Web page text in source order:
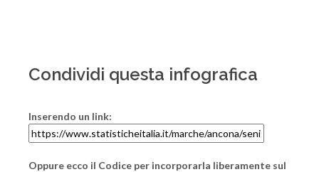
Condividi questa infografica
Inserendo un link:
Oppure ecco il Codice per incorporarla liberamente sul